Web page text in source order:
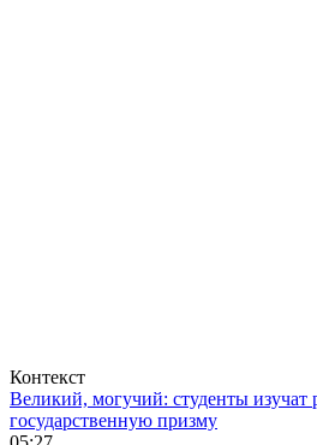
Контекст
Великий, могучий: студенты изучат
государственную призму